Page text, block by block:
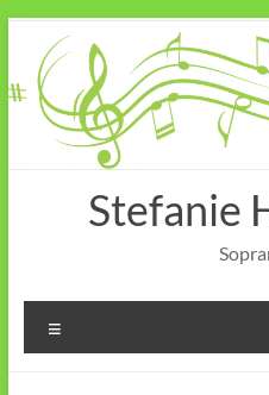
Inhalt
springen
Stefanie